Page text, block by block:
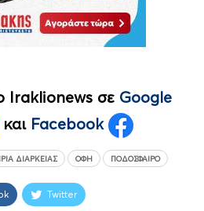
Iraklionews σε Google
Facebook
ΔΙΑΡΚΕΊΑΣ ΟΦΗ ΠΟΔΌΣΦΑΙΡΟ
Twitter